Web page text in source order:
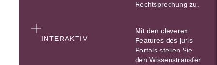
Rechtsprechung zu.
INTERAKTIV
Mit den cleveren
Features des juris
Portals stellen Sie
den Wissenstransfer